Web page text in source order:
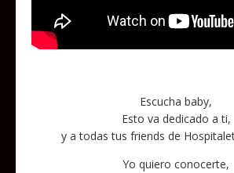
Escucha baby,
Esto va dedicado a ti,
y a todas tus friends de
Yo quiero conocerte,